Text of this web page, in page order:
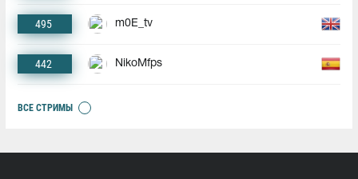
495 m0E_tv
442 NikoMfps
ВСЕ СТРИМЫ